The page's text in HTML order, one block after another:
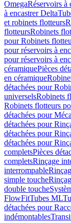
OmegaRéservoirs à
à encastrer Delta
et robinets flotteurs
flotteursRobinets
pour Robinets
pour réservoirs à
pour réservoirs à
céramiquePièces
en céramique
détachées pour
universelsRobinets
Robinets flotteurs
détachées pour
détachées pour
détachées pour
détachées pour
completsPièces
completsRinçage
interrompable
simple touche
double touche
FlowFitTubes ML
détachées pour
indémontables